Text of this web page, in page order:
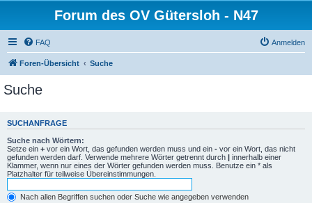
Forum des OV Gütersloh - N47
FAQ Anmelden
Foren-Übersicht Suche
Suche
SUCHANFRAGE
Suche nach Wörtern:
Setze ein + vor ein Wort, das gefunden werden muss und ein - vor ein Wort, das nicht
gefunden werden darf. Verwende mehrere Wörter getrennt durch | innerhalb einer
Klammer, wenn nur eines der Wörter gefunden werden muss. Benutze ein * als
Platzhalter für teilweise Übereinstimmungen.
Nach allen Begriffen suchen oder Suche wie angegeben verwenden